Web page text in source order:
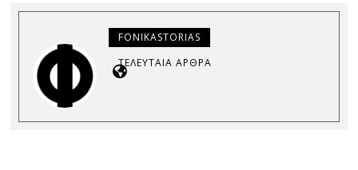
FONIKASTORIAS
ΤΕΛΕΥΤΑΊΑ ΆΡΘΡΑ